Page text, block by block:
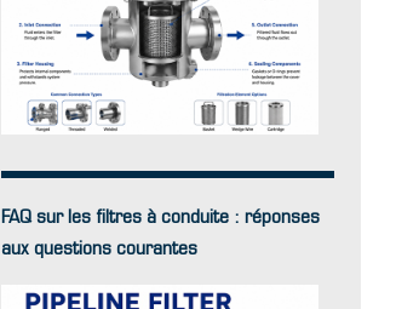
FAQ sur les filtres à conduite : réponses
aux questions courantes